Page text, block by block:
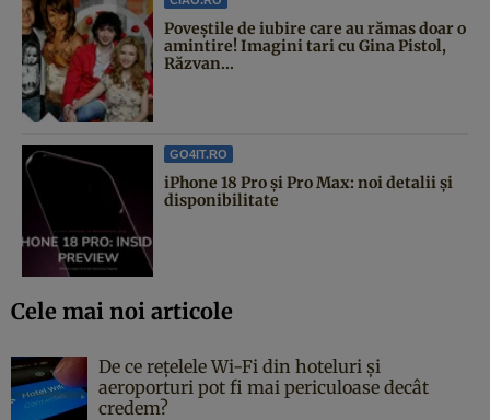
Poveştile de iubire care au rămas doar o
amintire! Imagini tari cu Gina Pistol,
Răzvan...
GO4IT.RO
iPhone 18 Pro și Pro Max: noi detalii și
disponibilitate
Cele mai noi articole
De ce rețelele Wi-Fi din hoteluri și
aeroporturi pot fi mai periculoase decât
credem?